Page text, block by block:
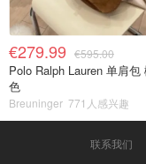
€279.99 €595.00
Polo Ralph Lauren 单肩包
色
Breuninger 771人感兴趣
联系我们